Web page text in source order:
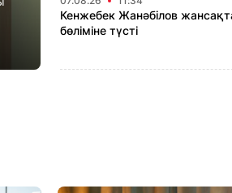
Кенжебек Жанәбілов
бөліміне түсті